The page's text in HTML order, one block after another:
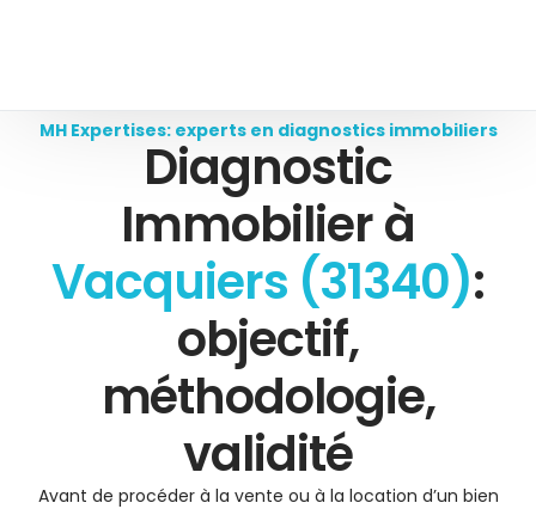
MH Expertises: experts en diagnostics immobiliers
Diagnostic
Immobilier à
Vacquiers (31340):
objectif,
méthodologie,
validité
Avant de procéder à la vente ou à la location d’un bien